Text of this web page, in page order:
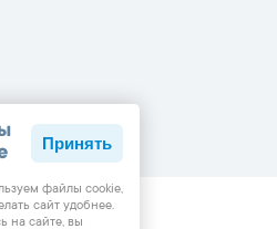
Принять
файлы cookie,
сайт удобнее.
на сайте, вы